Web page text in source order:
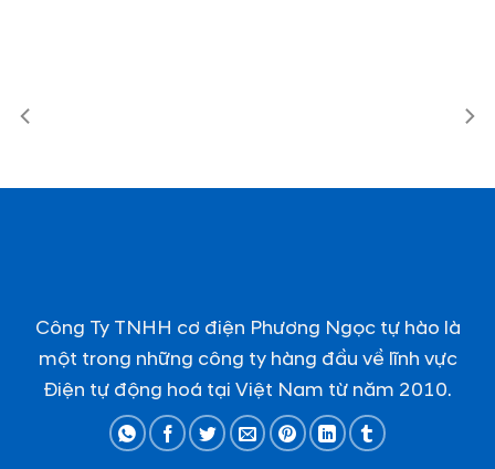
Công Ty TNHH cơ điện Phương Ngọc tự hào là
một trong những công ty hàng đầu về lĩnh vực
Điện tự động hoá tại Việt Nam từ năm 2010.